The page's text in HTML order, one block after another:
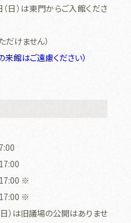
日）は東門からご入館くださ
けません）
館はご遠慮ください）
※
※
日）は旧議場の公開はありませ